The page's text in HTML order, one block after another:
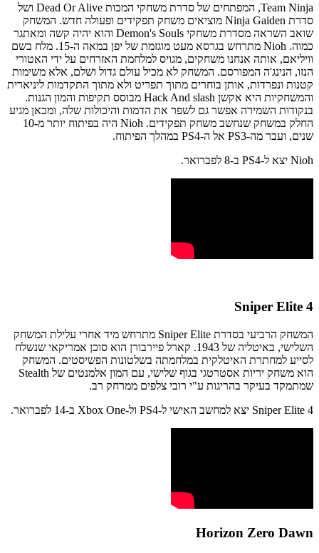
Team Ninja, המפתחים של סדרת משחקי המכות Dead Or Alive ושל
סדרת Ninja Gaiden מוציאים משחק תפקידים ופעולה חדש. המשחק
שואב השראה מסדרת משחקי Demon's Souls והוא יהיה קשה ומאתגר
כמוה. Nioh מתרחש בגרסא מעט מוגזמת של יפן במאה ה-15. מלח בשם
וויליאם, אותה אנחנו משחקים, מגויס למלחמת האזרחים על ידי האטורי
הנזו, הנינג'ה המפורסם. המשחק לא מכיל עולם גדול ושלם, אלא משימות
קטנות ונפרדות, אותן בוחרים מתוך תפריט ולא מתוך התקדמות ליניארית
והמשחקיות היא אקשן Hack And slash מבוסס תקיפות והמון הגנות.
בנקודות השמירה אפשר גם לשפר את הדמות והיכולות שלה, ומכאן מגיע
החלק במשחק שנחשב משחק תפקידים. Nioh היה בפיתוח יותר מ-10
שנים, ועבר מה-PS3 אל ה-PS4 במהלך הפיתוח.
Nioh יצא ל-PS4 ב-8 לפברואר.
Sniper Elite 4
המשחק הרביעי בסדרת Sniper Elite מתרחש מיד אחרי עלילת המשחק
השלישי, באיטליה של 1943. קארל פיירבורן הוא סוכן אמריקאי שנשלח
לסייע למחתרת האיטלקית במלחמתה בשלטונות הפשיסטים. המשחק
הוא משחק יריות אסטרטגי בגוף שלישי, עם המון אלמנטים של Stealth
שמתמקד בעיקר בהריגות ע"י רובי צלפים ממרחק רב.
Sniper Elite 4 יצא למחשב האישי ל-PS4 ול-Xbox One ב-14 לפברואר.
Horizon Zero Dawn